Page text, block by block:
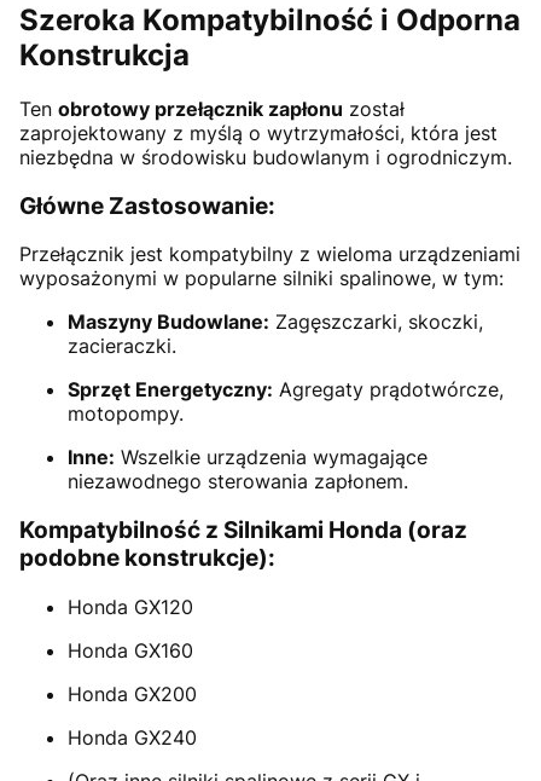
Szeroka Kompatybilność i Odporna
Konstrukcja
Ten obrotowy przełącznik zapłonu został
zaprojektowany z myślą o wytrzymałości, która jest
niezbędna w środowisku budowlanym i ogrodniczym.
Główne Zastosowanie:
Przełącznik jest kompatybilny z wieloma urządzeniami
wyposażonymi w popularne silniki spalinowe, w tym:
Maszyny Budowlane: Zagęszczarki, skoczki,
zacieraczki.
Sprzęt Energetyczny: Agregaty prądotwórcze,
motopompy.
Inne: Wszelkie urządzenia wymagające
niezawodnego sterowania zapłonem.
Kompatybilność z Silnikami Honda (oraz
podobne konstrukcje):
Honda GX120
Honda GX160
Honda GX200
Honda GX240